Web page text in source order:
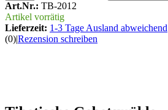
Art.Nr.: TB-2012
Artikel vorrätig
Lieferzeit: 1-3 Tage Ausland abweichend
(0)|Rezension schreiben